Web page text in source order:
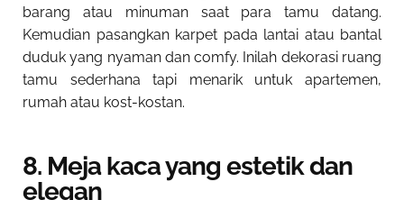
barang atau minuman saat para tamu datang.
Kemudian pasangkan karpet pada lantai atau bantal
duduk yang nyaman dan comfy. Inilah dekorasi ruang
tamu sederhana tapi menarik untuk apartemen,
rumah atau kost-kostan.
8. Meja kaca yang estetik dan
elegan